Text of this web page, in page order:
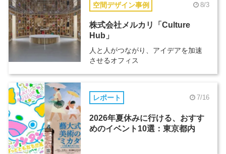
空間デザイン事例 8/3
株式会社メルカリ「Culture
Hub」
人と人がつながり、アイデアを加速
させるオフィス
レポート 7/16
2026年夏休みに行ける、おすす
めのイベント10選：東京都内